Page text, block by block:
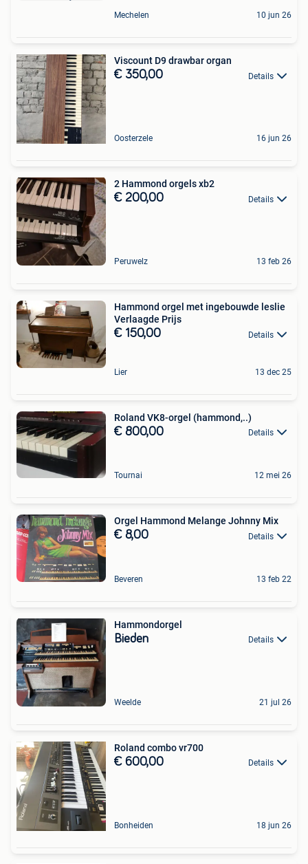
Mechelen 10 jun 26
Viscount D9 drawbar organ
€ 350,00 Details
Oosterzele 16 jun 26
2 Hammond orgels xb2
€ 200,00 Details
Peruwelz 13 feb 26
Hammond orgel met ingebouwde leslie
Verlaagde Prijs
€ 150,00 Details
Lier 13 dec 25
Roland VK8-orgel (hammond,..)
€ 800,00 Details
Tournai 12 mei 26
Orgel Hammond Melange Johnny Mix
€ 8,00 Details
Beveren 13 feb 22
Hammondorgel
Bieden Details
Weelde 21 jul 26
Roland combo vr700
€ 600,00 Details
Bonheiden 18 jun 26